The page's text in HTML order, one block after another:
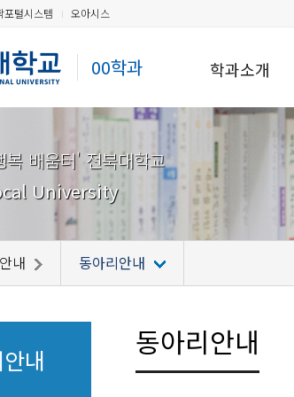
포털시스템 오아시스
00학과 학과소개
복 배움터' 전북대학교
University
내 동아리안내
내 동아리안내